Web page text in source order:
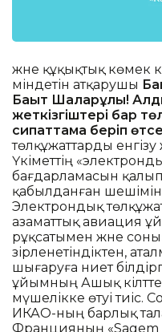
және құқықтық көмек
міндетін атқарушы
Бақыт Шалқарұлы!
жеткізгіштері бар
сипаттама беріп
төлқұжаттарды
Үкіметтің
бағдарламасын
қабылданған
Электрондық
азаматтық авиация
рұқсатымен және
әзірленетіндіктен,
шығаруға ниет
ұйымның Ашық
мүшелікке өтуі тиіс.
ИКАО-ның барлық
Францияның